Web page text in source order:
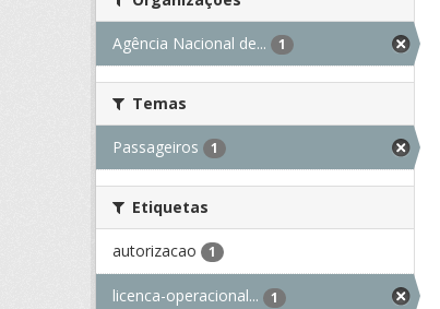
Agência Nacional de... 1
Temas
Passageiros 1
Etiquetas
autorizacao 1
licenca-operacional... 1